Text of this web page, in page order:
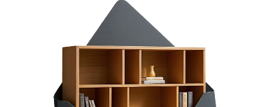
Spójrz niżej na wszystkie możliwości, które dajemy przy meblach
z „typowej” oferty,a jeśli to nadal mało, napisz doNAS